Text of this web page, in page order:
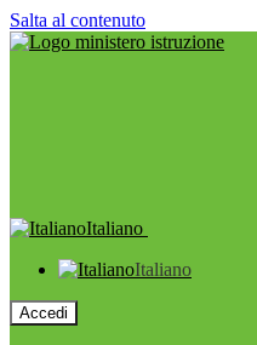
Salta al contenuto
Italiano
Italiano
Accedi